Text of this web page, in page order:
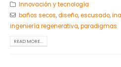
Innovación y tecnología
baños secos,diseño,escusado,
ingeniería regenerativa,paradigmas
READ MORE...